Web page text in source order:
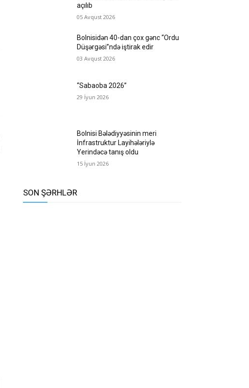
açılıb
05 Avqust 2026
Bolnisidən 40-dan çox gənc “Ordu
Düşərgəsi”ndə iştirak edir
03 Avqust 2026
“Sabaoba 2026”
29 İyun 2026
Bolnisi Bələdiyyəsinin meri
İnfrastruktur Layihələriylə
Yerindəcə tanış oldu
15 İyun 2026
SON ŞƏRHLƏR